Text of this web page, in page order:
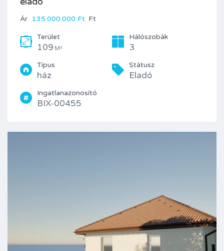
Ár 135.000.000 Ft. Ft
Terület
109 M²
Hálószobák
3
Típus
ház
Státusz
Eladó
Ingatlanazonosító
BIX-00455